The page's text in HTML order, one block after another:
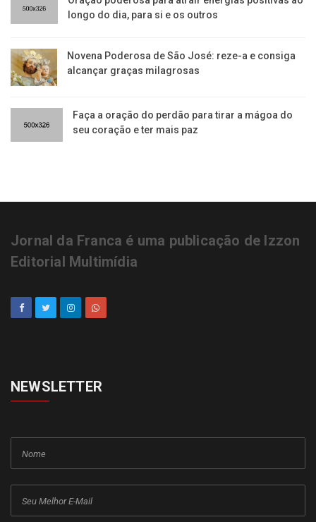
longo do dia, para si e os outros
Novena Poderosa de São José: reze-a e consiga
alcançar graças milagrosas
Faça a oração do perdão para tirar a mágoa do
seu coração e ter mais paz
Jornal da Franca é uma publicação de Izzon
Editorial Multimídia
NEWSLETTER